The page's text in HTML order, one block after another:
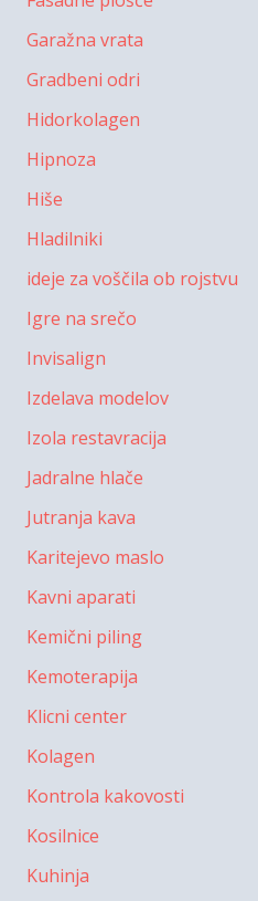
Garažna vrata
Gradbeni odri
Hidorkolagen
Hipnoza
Hiše
Hladilniki
ideje za voščila ob rojstvu
Igre na srečo
Invisalign
Izdelava modelov
Izola restavracija
Jadralne hlače
Jutranja kava
Karitejevo maslo
Kavni aparati
Kemični piling
Kemoterapija
Klicni center
Kolagen
Kontrola kakovosti
Kosilnice
Kuhinja